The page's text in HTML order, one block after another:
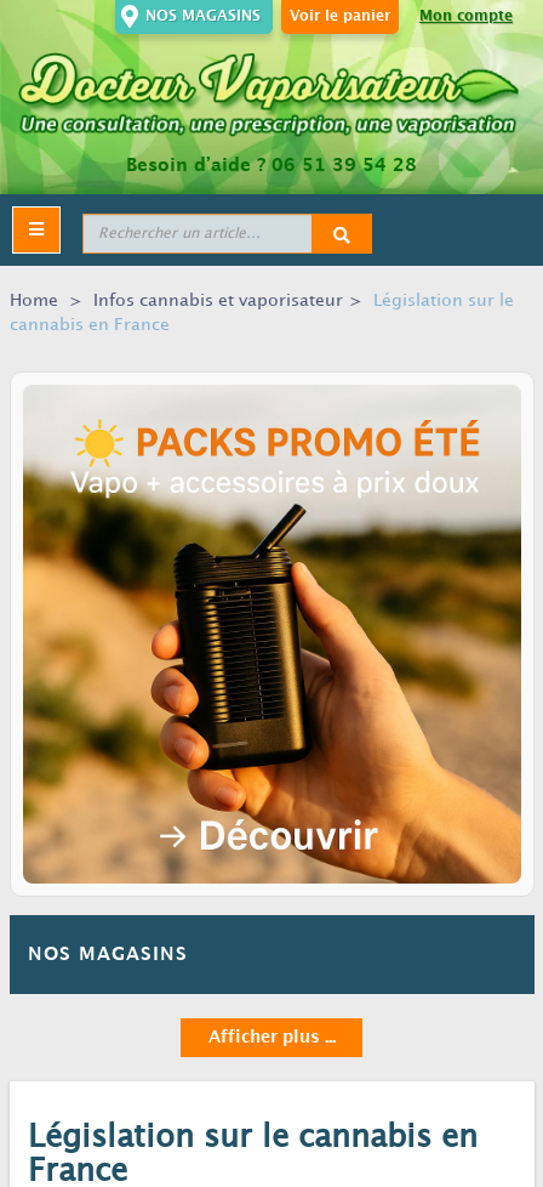
Mon compte
Voir le panier
NOS MAGASINS
Besoin d’aide ?06 51 39 54 28
Toggle
navigation
Home > Infos cannabis et vaporisateur >
Législation sur le
cannabis en France
NOS MAGASINS
Afficher plus ...
Législation sur le cannabis en
France